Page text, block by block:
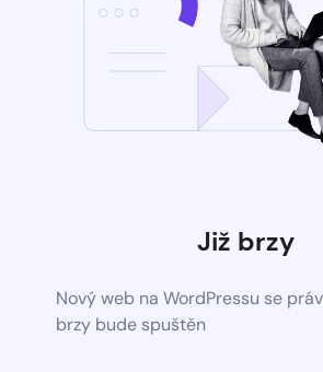
Již brzy
Nový web na WordPressu se
brzy bude spuštěn